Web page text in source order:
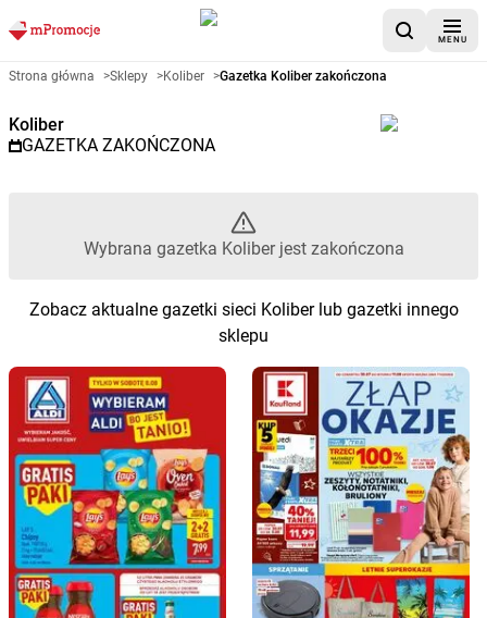
MENU
Gazetka promocyjna Koliber –
Strona główna >Sklepy >Koliber >Gazetka Koliber zakończona
Koliber
GAZETKA ZAKOŃCZONA
Wybrana gazetka Koliber jest zakończona
Zobacz aktualne gazetki sieci Koliber lub gazetki innego
sklepu